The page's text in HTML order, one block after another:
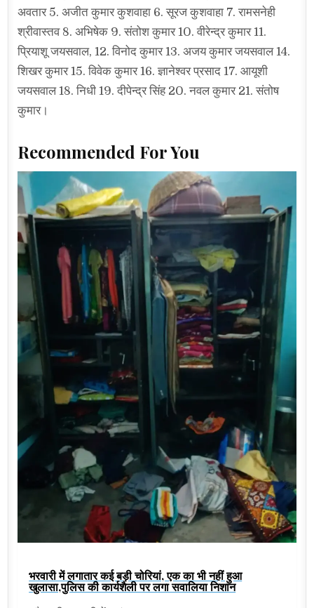
अवतार 5. अजीत कुमार कुशवाहा 6. सूरज कुशवाहा 7. रामसनेही
श्रीवास्तव 8. अभिषेक 9. संतोश कुमार 10. वीरेन्द्र कुमार 11.
प्रियाशू जयसवाल, 12. विनोद कुमार 13. अजय कुमार जयसवाल 14.
शिखर कुमार 15. विवेक कुमार 16. ज्ञानेश्वर प्रसाद 17. आयूशी
जयसवाल 18. निधी 19. दीपेन्द्र सिंह 20. नवल कुमार 21. संतोष
कुमार।
Recommended For You
भरवारी में लगातार कई बड़ी चोरियां, एक का भी नहीं हुआ
खुलासा,पुलिस की कार्यशैली पर लगा सवालिया निशान